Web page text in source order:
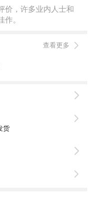
价，许多业内人士和
。
查看更多
货